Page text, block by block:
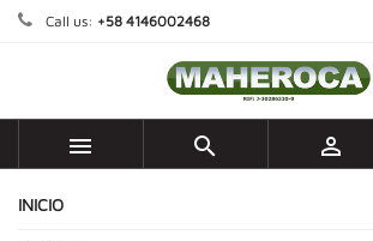
Call us: +58 4146002468
  
INICIO